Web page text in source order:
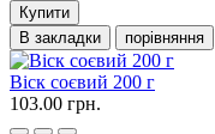
Купити
В закладки
порівняння
Віск соєвий 200 г
103.00 грн.